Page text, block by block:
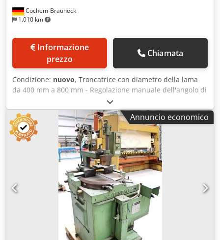
Cochem-Brauheck
1.010 km
prezzo
Chiamata
Condizione: nuovo, Troncatrice con diametro della lama
da 400 mm a 800 mm - Regolazione manuale dell'angolo di
taglio - Morsetto pneumatico del piano di lavoro - Morsetto
pneumatico del pezzo (altezza e angolo di inclinazione dei
cilindri di serraggio regolabili in modo continuo) -
Comando di sicurezza a due mani Doded Rhziepfx Adgeck
Disponibile in opzione: - Regolazione automatica
dell'angolo di taglio - Avanzamento idraulico della lama -
Dispositivo di serraggio idraulico - Rullo di supporto con
finecorsa o sistema di posizionamento - Versione come
troncatrice automatica - Magazzino di precaricamento -
Dispositivo di serraggio orizzontale - Sistema di
aspirazione - Altri accessori su richiesta Saremo lieti di
fornirvi un'offerta personalizzata in base alle vostre
esigenze. La macchina può essere visionata e testata
presso la nostra sede in 56812.
Annuncio economico